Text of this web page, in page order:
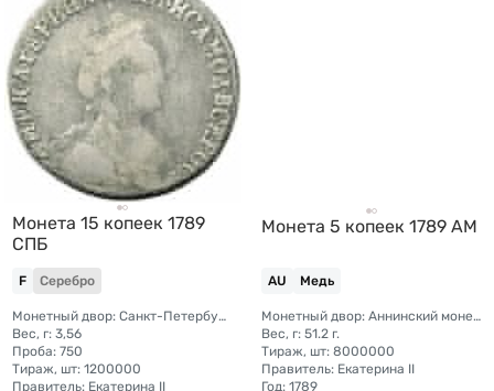
Монета 15 копеек 1789
СПБ
F Серебро
Монетный двор: Санкт-Петербургский монетный двор
Вес, г: 3,56
Проба: 750
Тираж, шт: 1200000
Правитель: Екатерина II
Монета 5 копеек 1789 АМ
AU Медь
Монетный двор: Аннинский монетный двор (с. Анинское Пермская губерния)
Вес, г: 51.2 г.
Тираж, шт: 8000000
Правитель: Екатерина II
Год: 1789